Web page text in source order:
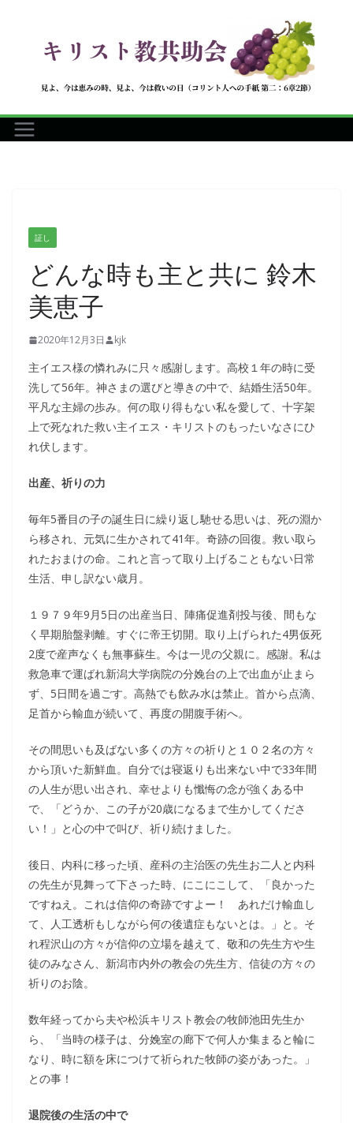
へ
ス
証し
どんな時も主と共に 鈴木
美恵子
2020年12月3日 kjk
主イエス様の憐れみに只々感謝します。高校１年の時に受
洗して56年。神さまの選びと導きの中で、結婚生活50年。
平凡な主婦の歩み。何の取り得もない私を愛して、十字架
上で死なれた救い主イエス・キリストのもったいなさにひ
れ伏します。
出産、祈りの力
毎年5番目の子の誕生日に繰り返し馳せる思いは、死の淵か
ら移され、元気に生かされて41年。奇跡の回復。救い取ら
れたおまけの命。これと言って取り上げることもない日常
生活、申し訳ない歳月。
１９７９年9月5日の出産当日、陣痛促進剤投与後、間もな
く早期胎盤剥離。すぐに帝王切開。取り上げられた4男仮死
2度で産声なくも無事蘇生。今は一児の父親に。感謝。私は
救急車で運ばれ新潟大学病院の分娩台の上で出血が止まら
ず、5日間を過ごす。高熱でも飲み水は禁止。首から点滴、
足首から輸血が続いて、再度の開腹手術へ。
その間思いも及ばない多くの方々の祈りと１０２名の方々
から頂いた新鮮血。自分では寝返りも出来ない中で33年間
の人生が思い出され、幸せよりも懺悔の念が強くある中
で、「どうか、この子が20歳になるまで生かしてくださ
い！」と心の中で叫び、祈り続けました。
後日、内科に移った頃、産科の主治医の先生お二人と内科
の先生が見舞って下さった時、にこにこして、「良かった
ですねえ。これは信仰の奇跡ですよー！ あれだけ輸血し
て、人工透析もしながら何の後遺症もないとは。」と。そ
れ程沢山の方々が信仰の立場を越えて、敬和の先生方や生
徒のみなさん、新潟市内外の教会の先生方、信徒の方々の
祈りのお陰。
数年経ってから夫や松浜キリスト教会の牧師池田先生か
ら、「当時の様子は、分娩室の廊下で何人か集まると輪に
なり、時に額を床につけて祈られた牧師の姿があった。」
との事！
退院後の生活の中で